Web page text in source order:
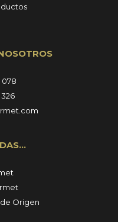
078
326
Origen